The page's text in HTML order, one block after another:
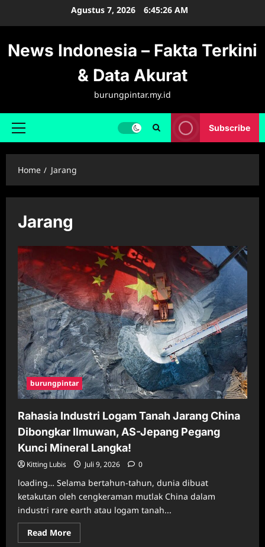
Agustus 7, 2026 6:45:27 AM
News Indonesia – Fakta Terkini
& Data Akurat
burungpintar.my.id
Primary
Subscribe
Home Jarang
Jarang
burungpintar
Rahasia Industri Logam Tanah Jarang China
Dibongkar Ilmuwan, AS-Jepang Pegang
Kunci Mineral Langka!
Kitting Lubis Juli 9, 2026 0
loading… Selama bertahun-tahun, dunia dibuat
ketakutan oleh cengkeraman mutlak China dalam
industri rare earth atau logam tanah...
Read MoreRead
more